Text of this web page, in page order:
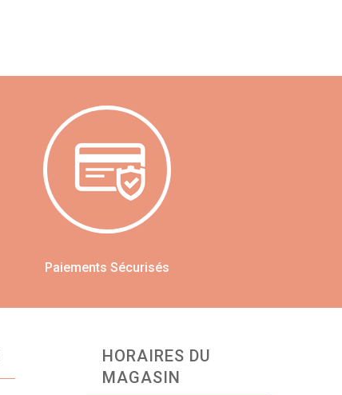
Paiements Sécurisés
HORAIRES DU
MAGASIN